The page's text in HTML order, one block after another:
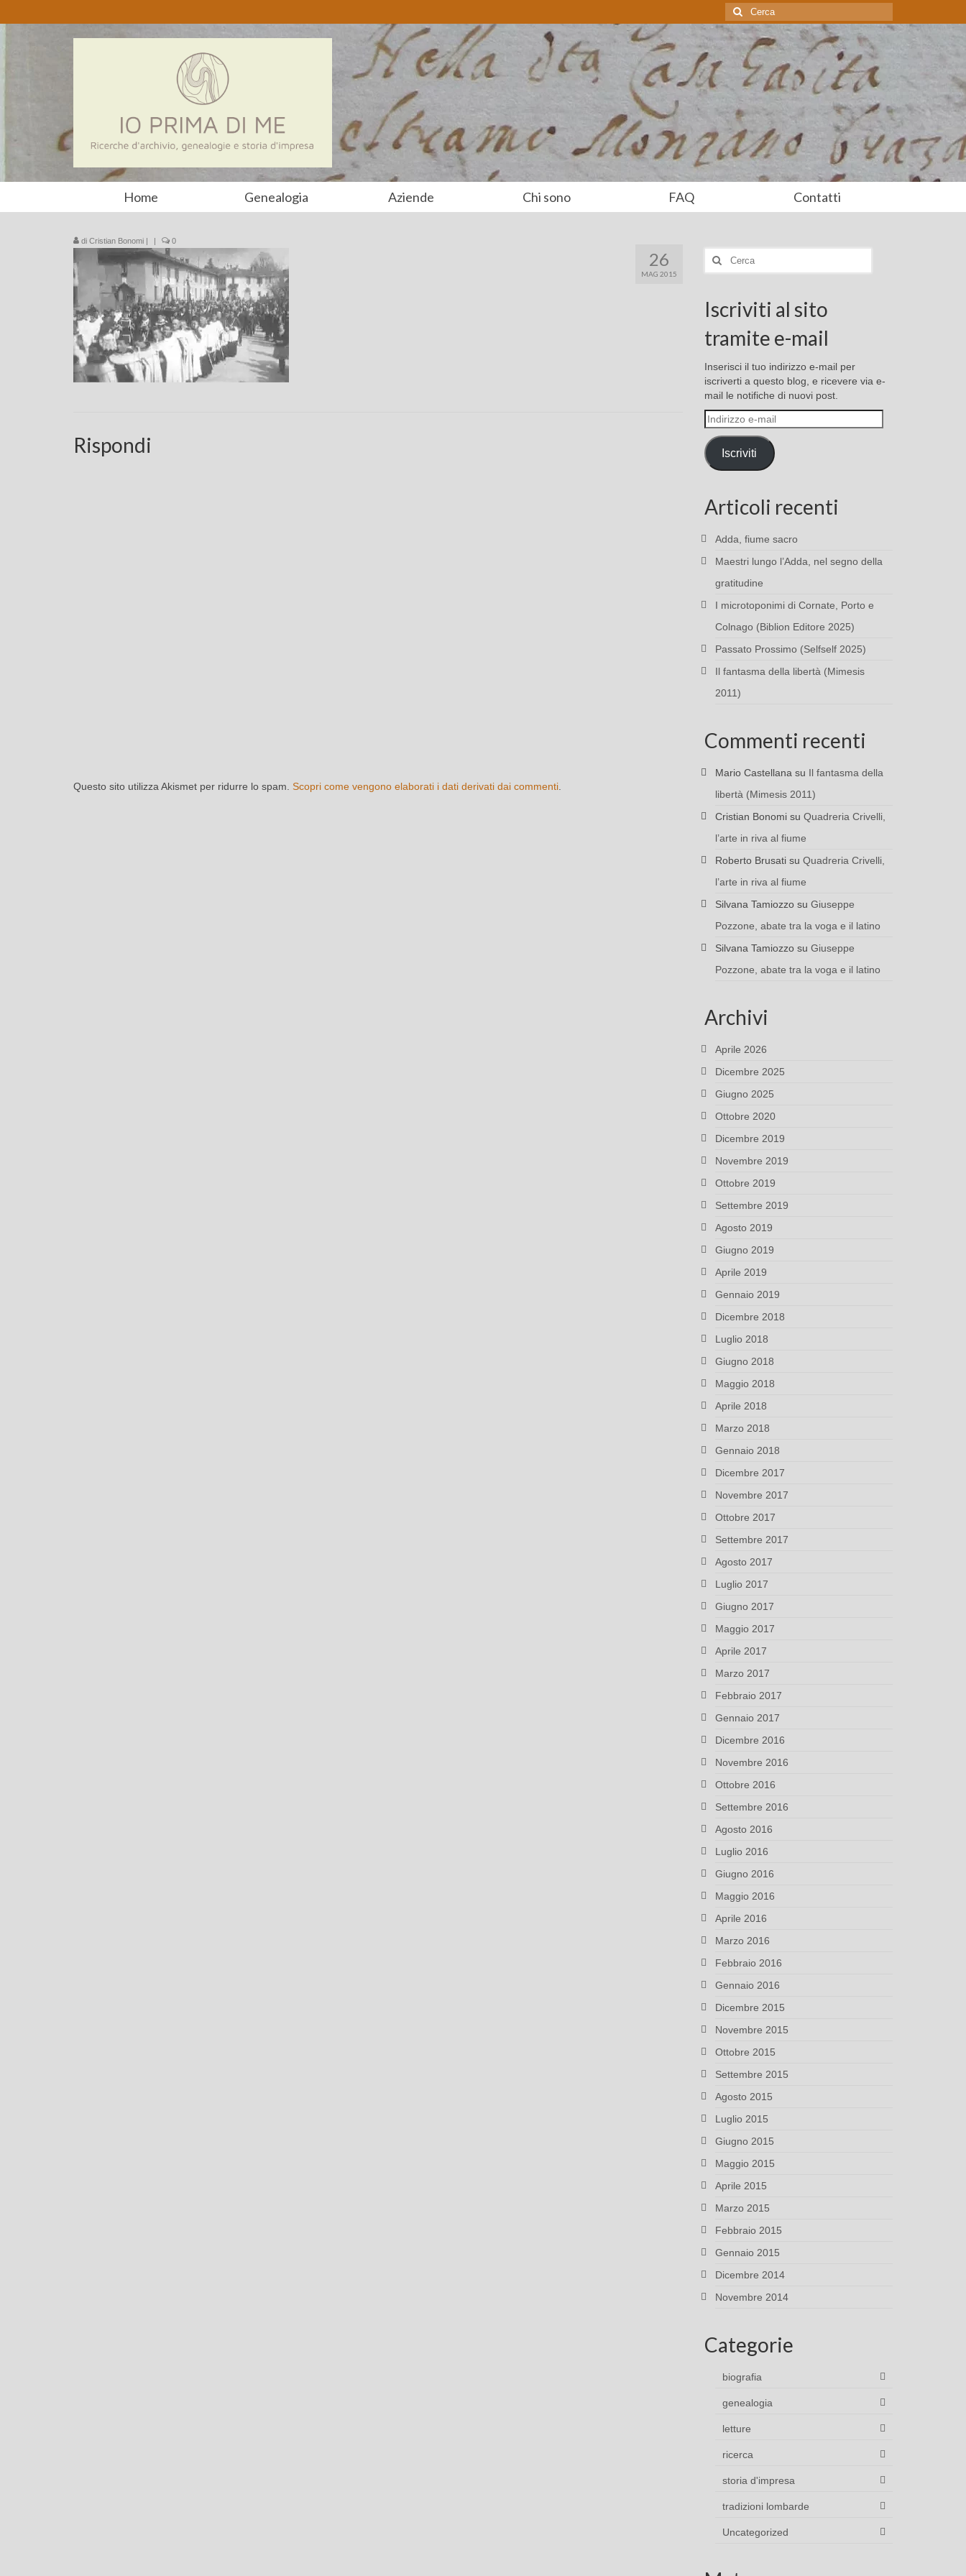
Cerca:
Home Genealogia Aziende Chi sono FAQ Contatti
26
MAG 2015
di Cristian Bonomi | | 0
Rispondi
Questo sito utilizza Akismet per ridurre lo spam. Scopri come vengono elaborati i dati derivati dai commenti
Cerca:
Iscriviti al sito
tramite e-mail
Inserisci il tuo indirizzo e-mail per
iscriverti a questo blog, e ricevere via e-
mail le notifiche di nuovi post.
Indirizzo
e-
mail
Iscriviti
Articoli recenti
Adda, fiume sacro
Maestri lungo l’Adda, nel segno della
gratitudine
I microtoponimi di Cornate, Porto e
Colnago (Biblion Editore 2025)
Passato Prossimo (Selfself 2025)
Il fantasma della libertà (Mimesis
2011)
Commenti recenti
Mario Castellana su Il fantasma della
libertà (Mimesis 2011)
Cristian Bonomisu Quadreria Crivelli,
l’arte in riva al fiume
Roberto Brusatisu Quadreria Crivelli,
l’arte in riva al fiume
Silvana Tamiozzosu Giuseppe
Pozzone, abate tra la voga e il latino
Silvana Tamiozzosu Giuseppe
Pozzone, abate tra la voga e il latino
Archivi
Aprile 2026
Dicembre 2025
Giugno 2025
Ottobre 2020
Dicembre 2019
Novembre 2019
Ottobre 2019
Settembre 2019
Agosto 2019
Giugno 2019
Aprile 2019
Gennaio 2019
Dicembre 2018
Luglio 2018
Giugno 2018
Maggio 2018
Aprile 2018
Marzo 2018
Gennaio 2018
Dicembre 2017
Novembre 2017
Ottobre 2017
Settembre 2017
Agosto 2017
Luglio 2017
Giugno 2017
Maggio 2017
Aprile 2017
Marzo 2017
Febbraio 2017
Gennaio 2017
Dicembre 2016
Novembre 2016
Ottobre 2016
Settembre 2016
Agosto 2016
Luglio 2016
Giugno 2016
Maggio 2016
Aprile 2016
Marzo 2016
Febbraio 2016
Gennaio 2016
Dicembre 2015
Novembre 2015
Ottobre 2015
Settembre 2015
Agosto 2015
Luglio 2015
Giugno 2015
Maggio 2015
Aprile 2015
Marzo 2015
Febbraio 2015
Gennaio 2015
Dicembre 2014
Novembre 2014
Categorie
biografia
genealogia
letture
ricerca
storia d'impresa
tradizioni lombarde
Uncategorized